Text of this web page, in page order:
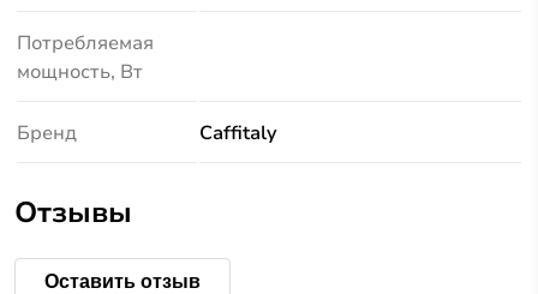
Потребляемая
мощность, Вт
Бренд Caffitaly
Отзывы
Оставить отзыв